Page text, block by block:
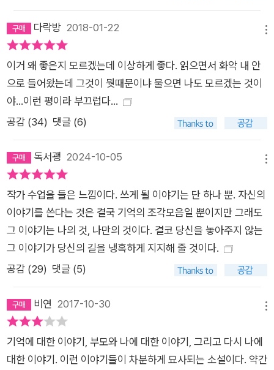
있는 이 소설의 구성 역시 스트라우트의 글쓰기 방식과 일치한다.
엘리자베스 스트라우트는 언론에 기고한 글에서 자신의 작업 방
식을 이렇게 밝힌 바 있다. 처음부터 끝까지 선형적으로 소설을
쓰는 것이 아니라 일상 속에서 떠오른 장면들을 ‘수집해’ 짤막하
게 글로 옮긴 뒤 커다란 테이블 위에 펼쳐놓고 각 장면들의 연결
수집하는 그 과정이 소설 쓰기에서 자신이 가장 좋아하는 단계라
유로운 서사로 얽힌 이 작품은 스트라우트 소설의 원형에 조금 더
가깝다고도 볼 수 있을 것이다. 그러나 결과적으로 이 작품을 통
해 스트라우트가 하려는 일은, 그리고 해내는 일은 이전 작품들과
다르지 않다. 그것은 “인간의 조건에 대해 알려주는 것, 우리는
누구이고 우리는 무슨 생각을 하고 우리는 어떤 행동을 하는지를
말해주는 것”(본문 114쪽)이다. 기억, 우리를 붙잡고 있는 것. 혹
은 우리가 붙잡고 있는 것. “나는 우리가 아이였을 때 품게 되는
아픔에 대해, 그 아픔이 우리를 평생 따라다니며 너무 커서 울음
조차 나오지 않는 그런 갈망을 남겨놓는다는 사실에 대해 내가 아
주 잘 안다고 생각한다. 우리는 그것을 꼭 끌어안는다. 펄떡거리
는 심장이 한 번씩 발작을 일으킬 때마다 끌어안는다. 이건 내 거
야, 이건 내 거야, 이건 내 거야.” _본문 217쪽 결국 『내 이름은 루
다락방 2018-01-22
‪이거 왜 좋은지 모르겠는데 이상하게 좋다. 읽으면서 화악 내 안
으로 들어왔는데 그것이 뭣때문이냐 물으면 나도 모르겠는 것이
야...‬이런 평이라 부끄럽다...
공감 (34) 댓글 (6)
독서괭 2024-10-05
작가 수업을 들은 느낌이다. 쓰게 될 이야기는 단 하나 뿐. 자신의
이야기를 쓴다는 것은 결국 기억의 조각모음일 뿐이지만 그래도
그 이야기는 나의 것, 나만의 것이다. 결코 당신을 놓아주지 않는
그 이야기가 당신의 길을 냉혹하게 지지해 줄 것이다.
공감 (29) 댓글 (5)
비연 2017-10-30
기억에 대한 이야기, 부모와 나에 대한 이야기, 그리고 다시 나에
대한 이야기. 이런 이야기들이 차분하게 묘사되는 소설이다. 약간